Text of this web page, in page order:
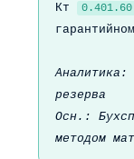
Кт
Аналитика:
резерва
Осн.:
методом